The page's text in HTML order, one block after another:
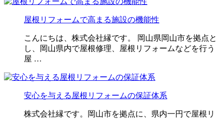
屋根リフォームで高まる施設の機能性
こんにちは、株式会社縁です。 岡山県岡山市を拠点と
し、岡山県内で屋根修理、屋根リフォームなどを行う
屋 …
安心を与える屋根リフォームの保証体系
株式会社縁です。岡山市を拠点に、県内一円で屋根リ